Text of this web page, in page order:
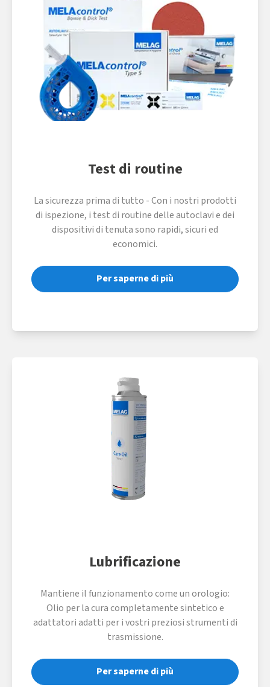
Test di routine
La sicurezza prima di tutto - Con i nostri prodotti
di ispezione, i test di routine delle autoclavi e dei
dispositivi di tenuta sono rapidi, sicuri ed
economici.
Per saperne di più
Lubrificazione
Mantiene il funzionamento come un orologio:
Olio per la cura completamente sintetico e
adattatori adatti per i vostri preziosi strumenti di
trasmissione.
Per saperne di più